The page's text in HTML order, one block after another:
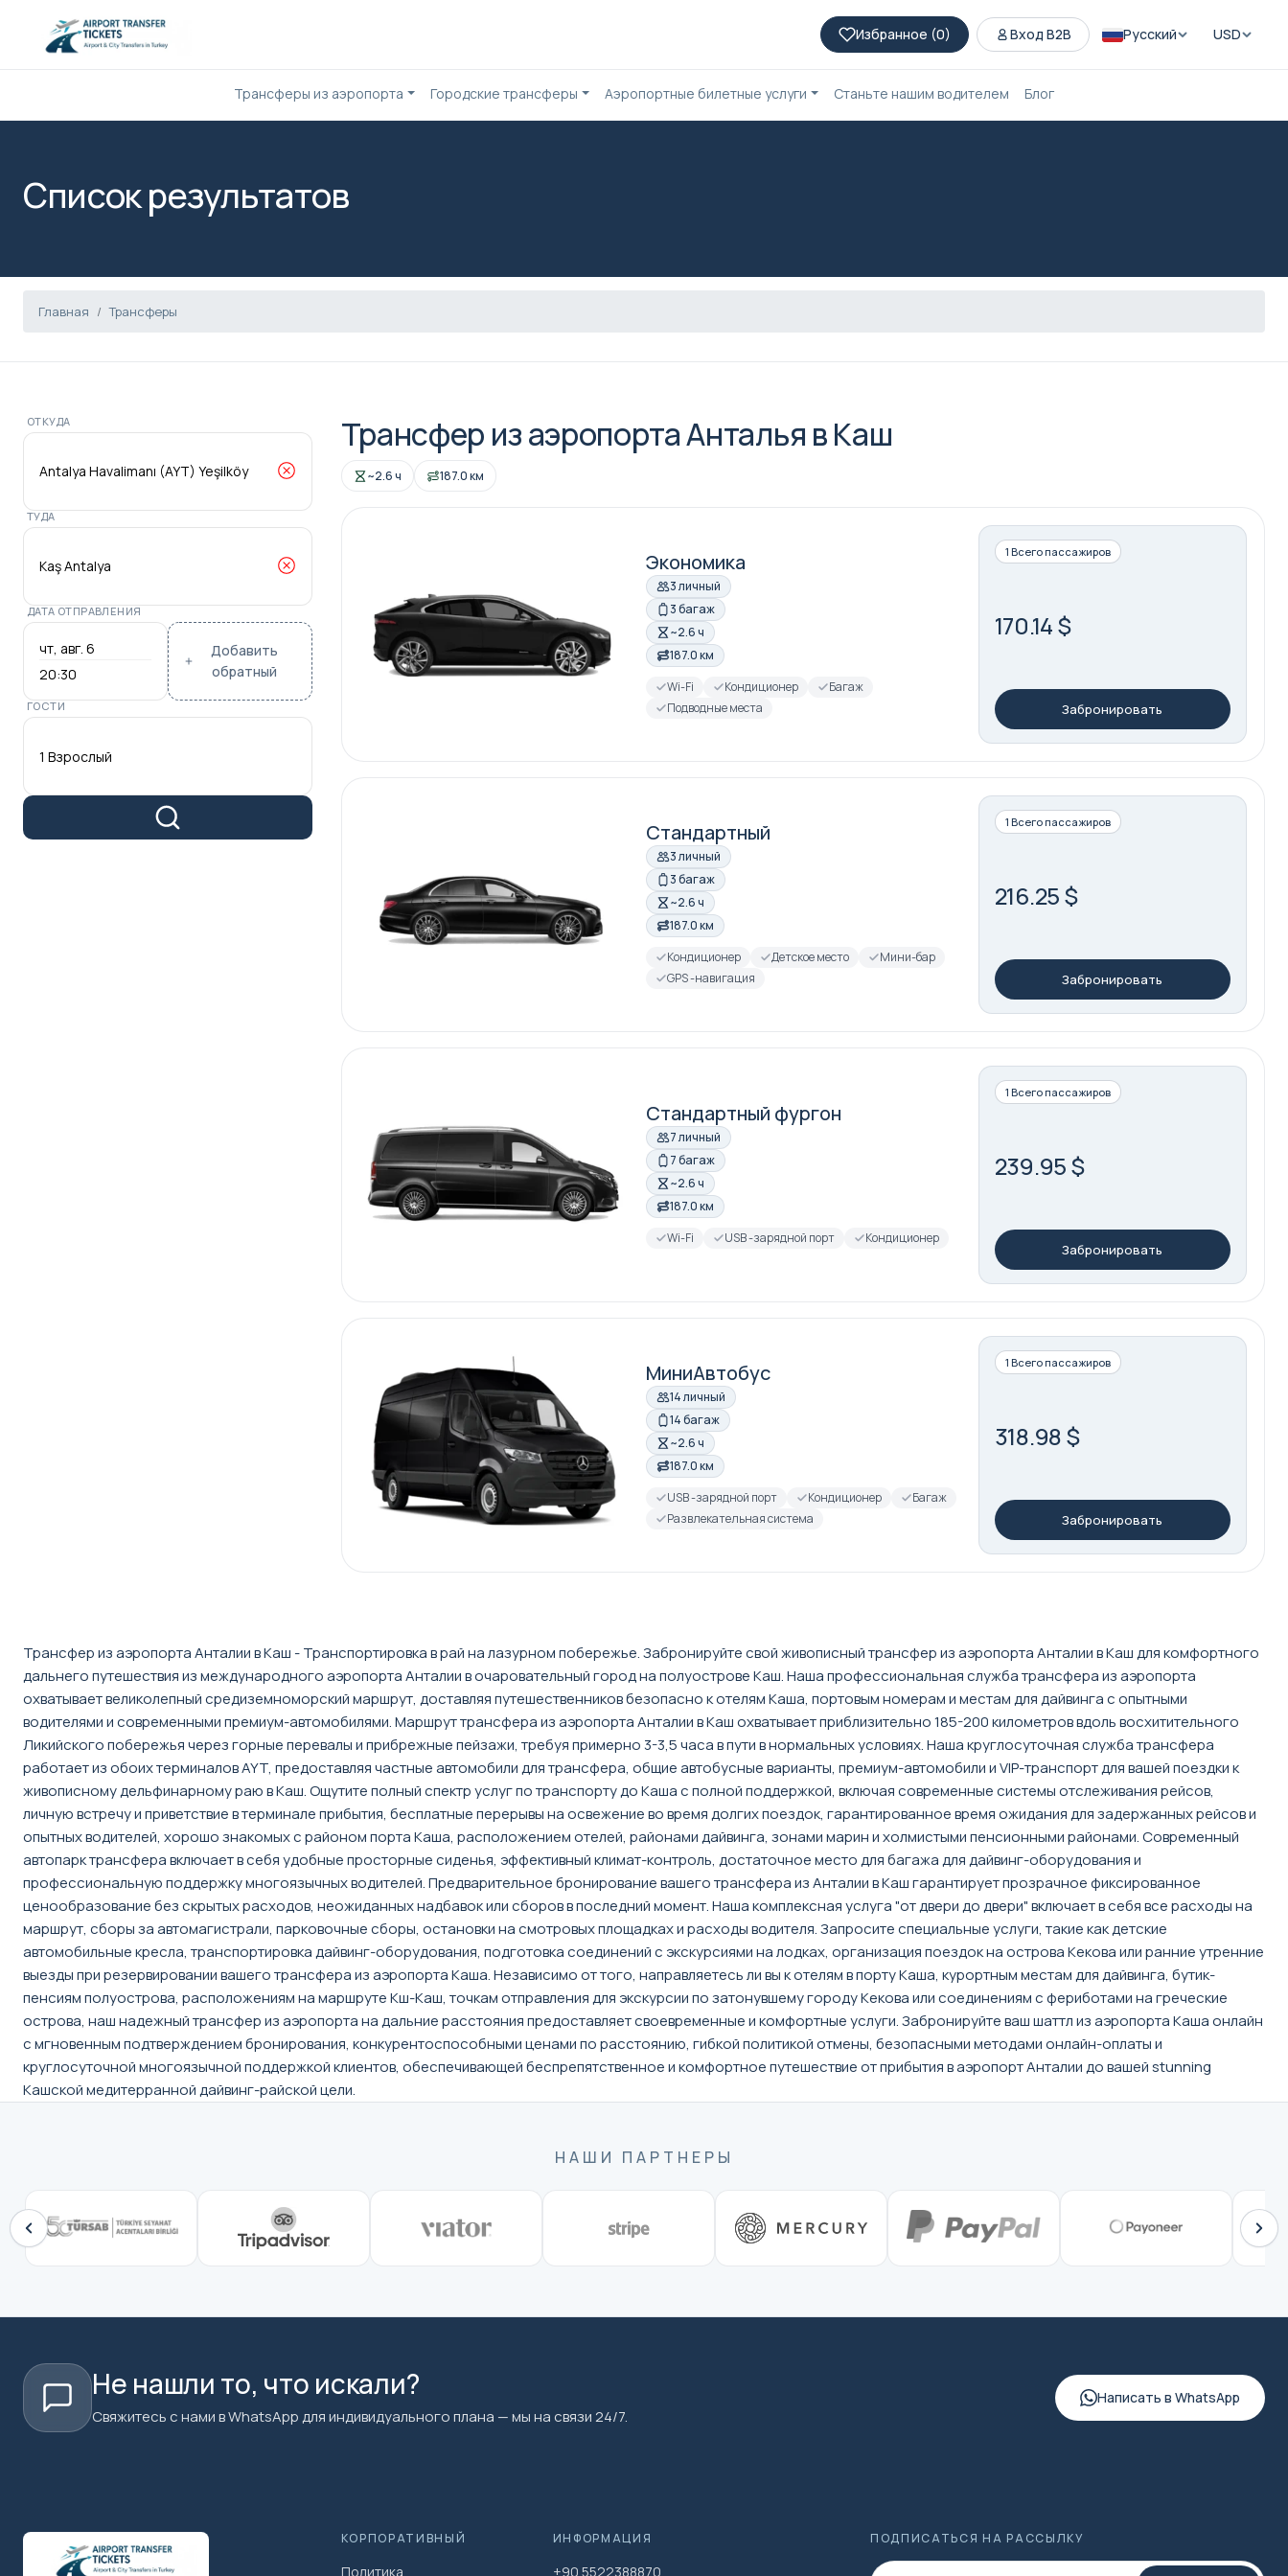
Избранное (0) Вход B2B Русский USD
Трансферы из аэропорта Городские трансферы Аэропортные билетные услуги Станьте нашим водителем Блог
Список результатов
Главная Трансферы
ОТКУДА
ТУДА
ДАТА ОТПРАВЛЕНИЯ
20:30
Добавить
обратный
ГОСТИ
1 Взрослый
Трансфер из аэропорта Анталья в Каш
~2.6 ч 187.0 км
Экономика
3 личный
3 багаж
~2.6 ч
187.0 км
Wi-Fi
Кондиционер
Багаж
Подводные места
1 Всего пассажиров
170.14 $
Забронировать
Стандартный
3 личный
3 багаж
~2.6 ч
187.0 км
Кондиционер
Детское место
Мини-бар
GPS -навигация
1 Всего пассажиров
216.25 $
Забронировать
Стандартный фургон
7 личный
7 багаж
~2.6 ч
187.0 км
Wi-Fi
USB -зарядной порт Кондиционер
1 Всего пассажиров
239.95 $
Забронировать
МиниАвтобус
14 личный
14 багаж
~2.6 ч
187.0 км
USB -зарядной порт
Кондиционер
Багаж
Развлекательная система
1 Всего пассажиров
318.98 $
Забронировать
Трансфер из аэропорта Анталии в Каш - Транспортировка в рай на лазурном побережье. Забронируйте свой живописный трансфер из аэропорта Анталии в Каш для комфортного
дальнего путешествия из международного аэропорта Анталии в очаровательный город на полуострове Каш. Наша профессиональная служба трансфера из аэропорта
охватывает великолепный средиземноморский маршрут, доставляя путешественников безопасно к отелям Каша, портовым номерам и местам для дайвинга с опытными
водителями и современными премиум-автомобилями. Маршрут трансфера из аэропорта Анталии в Каш охватывает приблизительно 185-200 километров вдоль восхитительного
Ликийского побережья через горные перевалы и прибрежные пейзажи, требуя примерно 3-3,5 часа в пути в нормальных условиях. Наша круглосуточная служба трансфера
работает из обоих терминалов AYT, предоставляя частные автомобили для трансфера, общие автобусные варианты, премиум-автомобили и VIP-транспорт для вашей поездки к
живописному дельфинарному раю в Каш. Ощутите полный спектр услуг по транспорту до Каша с полной поддержкой, включая современные системы отслеживания рейсов,
личную встречу и приветствие в терминале прибытия, бесплатные перерывы на освежение во время долгих поездок, гарантированное время ожидания для задержанных рейсов и
опытных водителей, хорошо знакомых с районом порта Каша, расположением отелей, районами дайвинга, зонами марин и холмистыми пенсионными районами. Современный
автопарк трансфера включает в себя удобные просторные сиденья, эффективный климат-контроль, достаточное место для багажа для дайвинг-оборудования и
профессиональную поддержку многоязычных водителей. Предварительное бронирование вашего трансфера из Анталии в Каш гарантирует прозрачное фиксированное
ценообразование без скрытых расходов, неожиданных надбавок или сборов в последний момент. Наша комплексная услуга "от двери до двери" включает в себя все расходы на
маршрут, сборы за автомагистрали, парковочные сборы, остановки на смотровых площадках и расходы водителя. Запросите специальные услуги, такие как детские
автомобильные кресла, транспортировка дайвинг-оборудования, подготовка соединений с экскурсиями на лодках, организация поездок на острова Кекова или ранние утренние
выезды при резервировании вашего трансфера из аэропорта Каша. Независимо от того, направляетесь ли вы к отелям в порту Каша, курортным местам для дайвинга, бутик-
пенсиям полуострова, расположениям на маршруте Кш-Каш, точкам отправления для экскурсии по затонувшему городу Кекова или соединениям с фериботами на греческие
острова, наш надежный трансфер из аэропорта на дальние расстояния предоставляет своевременные и комфортные услуги. Забронируйте ваш шаттл из аэропорта Каша онлайн
с мгновенным подтверждением бронирования, конкурентоспособными ценами по расстоянию, гибкой политикой отмены, безопасными методами онлайн-оплаты и
круглосуточной многоязычной поддержкой клиентов, обеспечивающей беспрепятственное и комфортное путешествие от прибытия в аэропорт Анталии до вашей stunning
Кашской медитерранной дайвинг-райской цели.
НАШИ ПАРТНЕРЫ
Не нашли то, что искали?
Свяжитесь с нами в WhatsApp для индивидуального плана — мы на связи 24/7.
Написать в WhatsApp
КОРПОРАТИВНЫЙ
Политика
ИНФОРМАЦИЯ
+90 5522388870
ПОДПИСАТЬСЯ НА РАССЫЛКУ